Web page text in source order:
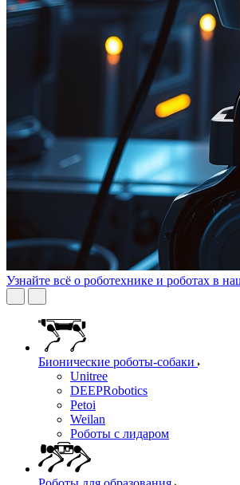
Узнайте всё о роботехнике и роботах в
Бионические роботы-собаки
Unitree
DEEPRobotics
Petoi
Weilan
Роботы с лидаром